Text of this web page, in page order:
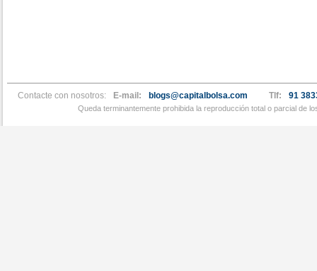
Contacte con nosotros: E-mail: blogs@capitalbolsa.com Tlf: 91
Queda terminantemente prohibida la reproducción total o parcial de